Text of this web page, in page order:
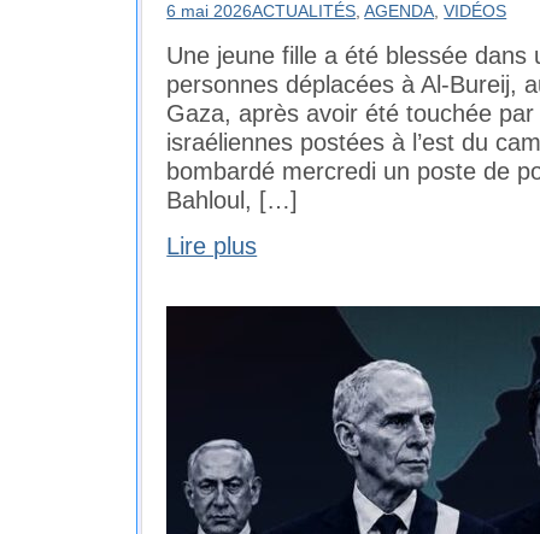
6 mai 2026ACTUALITÉS,AGENDA,VIDÉOS
Une jeune fille a été blessée
personnes déplacées à Al-Bureij,
Gaza, après avoir été touchée
israéliennes postées à l’est du
bombardé mercredi un poste de
Bahloul, […]
Lire plus